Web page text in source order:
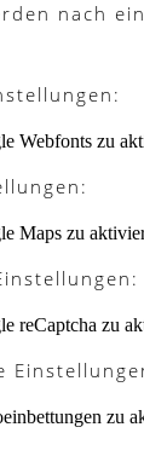
nach
Webfonts zu
Maps zu
reCaptcha zu
zu